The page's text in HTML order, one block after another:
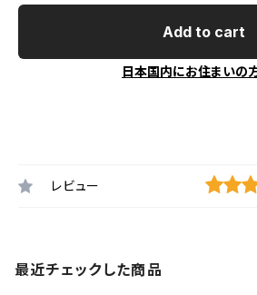
Add to cart
日本国内にお住まいの
レビュー
最近チェックした商品